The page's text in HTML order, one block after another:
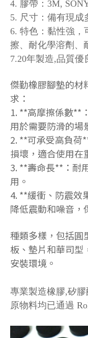
3M背膠腳墊
腳墊
4. 膠帶：3M,
5. 尺寸：備有現成
6. 特色：黏性強，
擦、耐化學溶劑、
7.20年製造,品質優
傑勤橡膠腳墊的材
求：
1. **高摩擦係數**
用於需要防滑的場
2. **可承受高負荷
損壞，適合使用在
3. **壽命長**：耐
用。
4. **緩衝、防震效
降低震動和噪音，
種類多樣，包括圓
板、墊片和華司型
安裝環境。
專業製造橡膠,矽
原物料均已通過